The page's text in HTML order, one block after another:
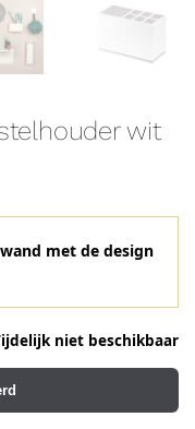
wit
met de design
niet beschikbaar